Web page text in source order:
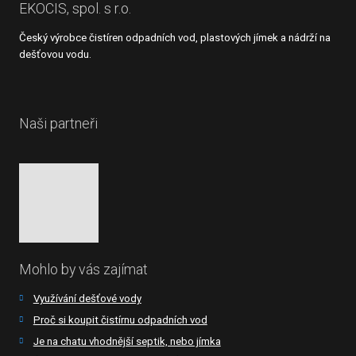
EKOCIS, spol. s r.o.
Český výrobce čistíren odpadních vod, plastových jímek a nádrží na
dešťovou vodu.
Naši partneři
Mohlo by vás zajímat
Využívání dešťové vody
Proč si koupit čistírnu odpadních vod
Je na chatu vhodnější septik, nebo jímka